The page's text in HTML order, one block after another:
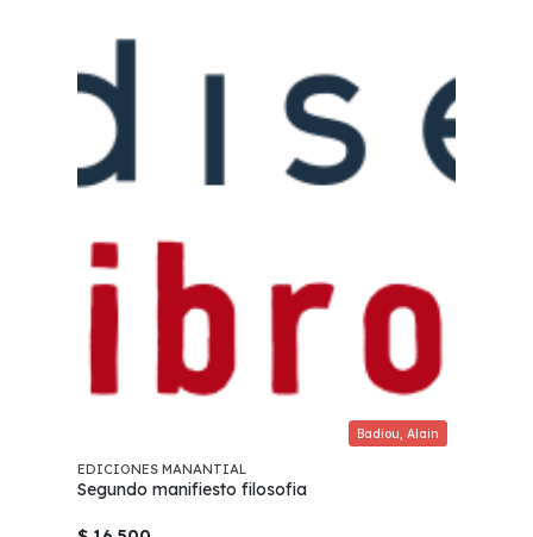
Badiou, Alain
EDICIONES MANANTIAL
Segundo manifiesto filosofia